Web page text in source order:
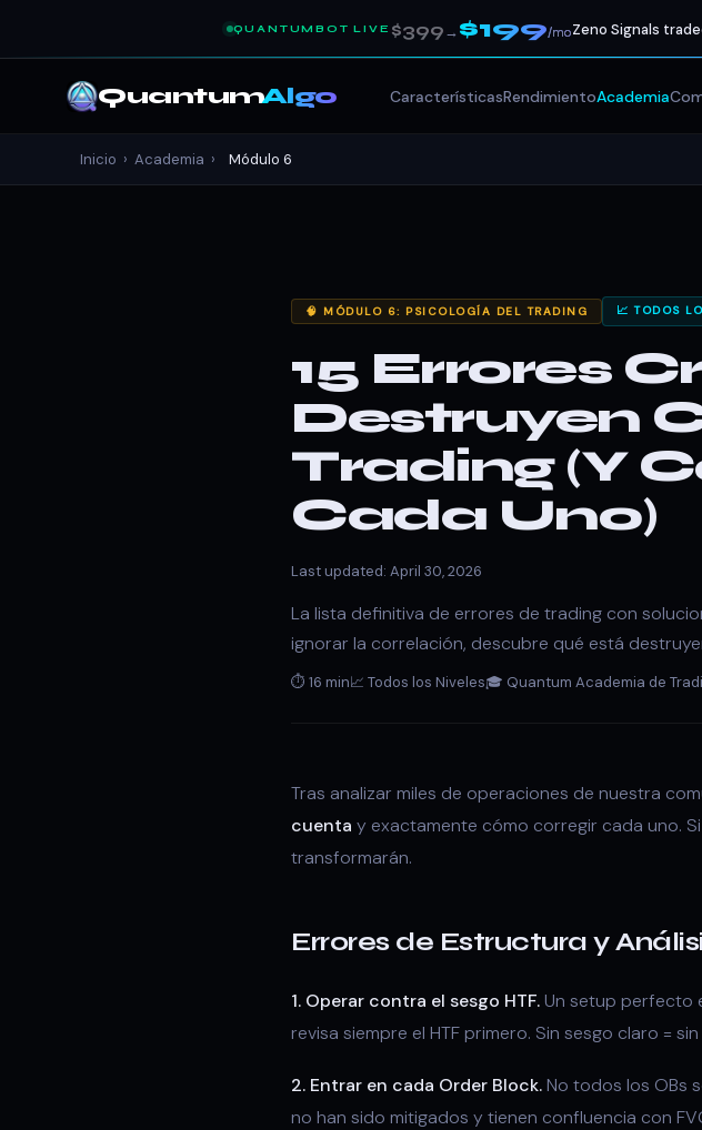
QUANTUMBOT LIVE $399→$199/moZeno Signals
QuantumAlgo CaracterísticasRendimientoAcademia
Inicio › Academia › Módulo 6
🧠 MÓDULO 6: PSICOLOGÍA DEL TRADING 📈 TODOS
15 Errores
Destruyen
Trading (Y
Cada Uno)
Last updated: April 30, 2026
La lista definitiva de errores de trading con
ignorar la correlación, descubre qué está
⏱ 16 min📈 Todos los Niveles🎓 Quantum Academia de
Tras analizar miles de operaciones de nuestra
cuenta y exactamente cómo corregir cada uno.
transformarán.
Errores de Estructura y
1. Operar contra el sesgo HTF.Un setup perfecto
revisa siempre el HTF primero. Sin sesgo claro =
2. Entrar en cada Order Block.No todos los OBs
no han sido mitigados y tienen confluencia con